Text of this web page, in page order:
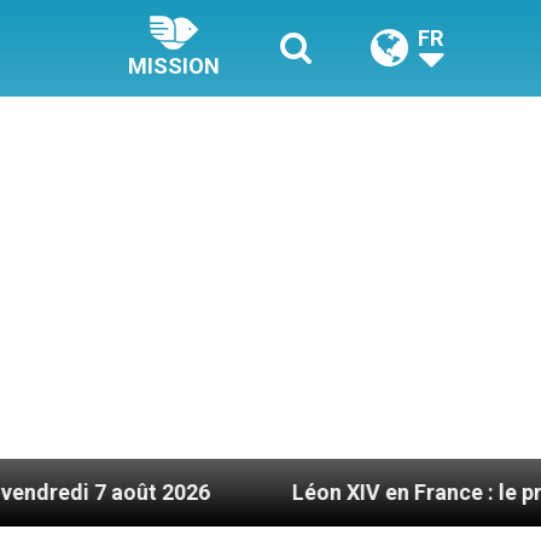
MISSION
FR
2026 Léon XIV en France : le programme